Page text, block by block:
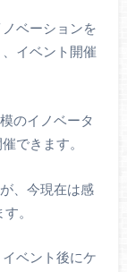
ベーションを
イベント開催
のイノベータ
できます。
、今現在は感
。
ベント後にケ